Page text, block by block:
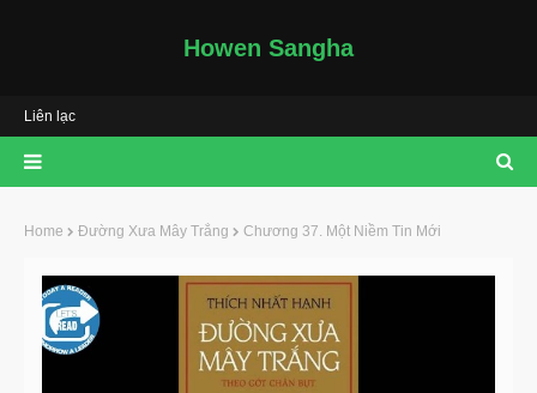
Howen Sangha
Liên lạc
Home Đường Xưa Mây Trắng Chương 37. Một Niềm Tin Mới